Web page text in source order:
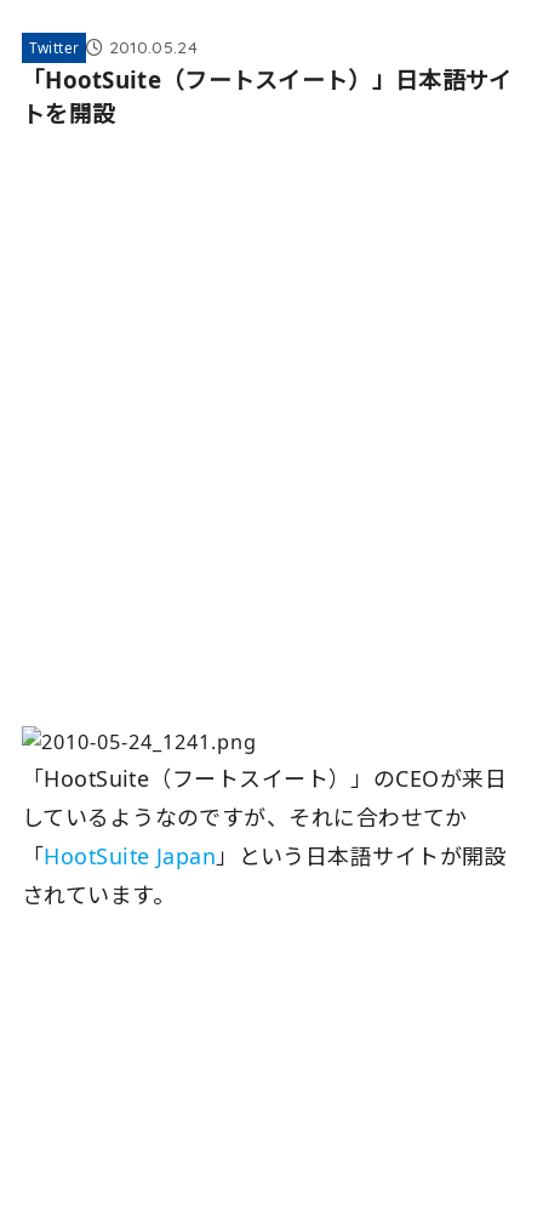
Twitter 2010.05.24
「HootSuite（フートスイート）」日本語サイ
トを開設
「HootSuite（フートスイート）」のCEOが来日
しているようなのですが、それに合わせてか
「HootSuite Japan 」という日本語サイトが開設
されています。